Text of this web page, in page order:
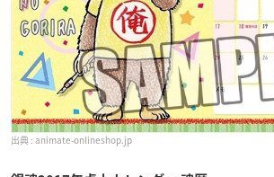
animate-onlineshop.jp